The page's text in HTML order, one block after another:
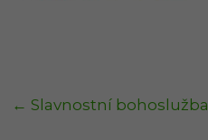
← Slavnostní bohoslužba